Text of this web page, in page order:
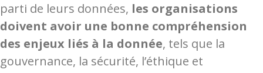
parti de leurs données, les organisations
doivent avoir une bonne compréhension
des enjeux liés à la donnée, tels que la
gouvernance, la sécurité, l’éthique et